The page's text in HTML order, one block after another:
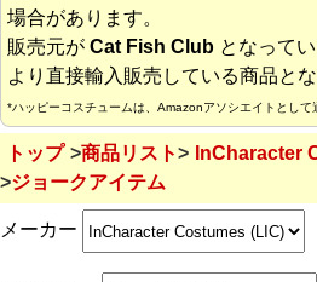
場合があります。
販売元が Cat Fish Club となって
より直接輸入販売している商品とな
*ハッピーコスチュームは、Amazonアソシエイトとして
トップ 商品リスト
InCharacter
ジョークアイテム
メーカー